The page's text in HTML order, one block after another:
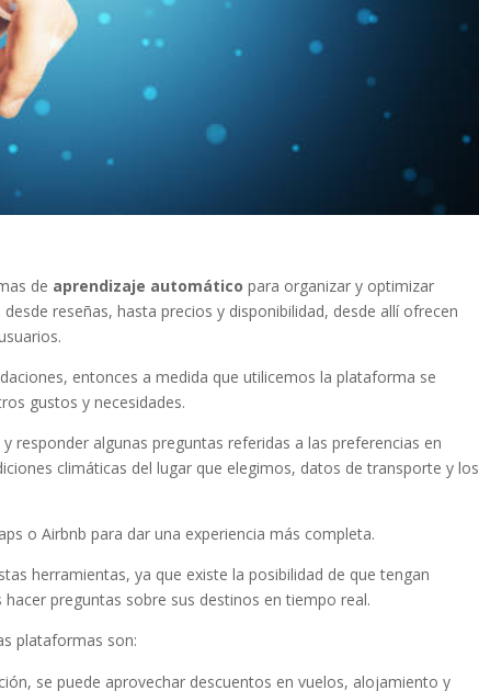
de aprendizaje automático para organizar y optimizar
reseñas, hasta precios y disponibilidad, desde allí ofrecen
entonces a medida que utilicemos la plataforma se
gustos y necesidades.
responder algunas preguntas referidas a las preferencias en
climáticas del lugar que elegimos, datos de transporte y los
o Airbnb para dar una experiencia más completa.
herramientas, ya que existe la posibilidad de que tengan
preguntas sobre sus destinos en tiempo real.
plataformas son:
se puede aprovechar descuentos en vuelos, alojamiento y